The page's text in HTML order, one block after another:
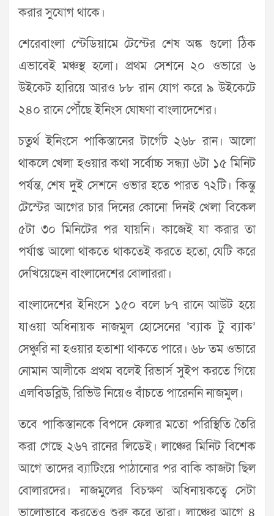
করার সুযোগ থাকে।
শেরেবাংলা স্টেডিয়ামে টেস্টের শেষ অঙ্ক গুলো ঠিক
এভাবেই মঞ্চস্থ হলো। প্রথম সেশনে ২০ ওভারে ৬
উইকেট হারিয়ে আরও ৮৮ রান যোগ করে ৯ উইকেটে
২৪০ রানে পৌঁছে ইনিংস ঘোষণা বাংলাদেশের।
চতুর্থ ইনিংসে পাকিস্তানের টার্গেট ২৬৮ রান। আলো
থাকলে খেলা হওয়ার কথা সর্বোচ্চ সন্ধ্যা ৬টা ১৫ মিনিট
পর্যন্ত, শেষ দুই সেশনে ওভার হতে পারত ৭২টি। কিন্তু
টেস্টের আগের চার দিনের কোনো দিনই খেলা বিকেল
৫টা ৩০ মিনিটের পর যায়নি। কাজেই যা করার তা
পর্যাপ্ত আলো থাকতে থাকতেই করতে হতো, যেটি করে
দেখিয়েছেন বাংলাদেশের বোলাররা।
বাংলাদেশের ইনিংসে ১৫০ বলে ৮৭ রানে আউট হয়ে
যাওয়া অধিনায়ক নাজমুল হোসেনের ‘ব্যাক টু ব্যাক’
সেঞ্চুরি না হওয়ার হতাশা থাকতে পারে। ৬৮ তম ওভারে
নোমান আলীকে প্রথম বলেই রিভার্স সুইপ করতে গিয়ে
এলবিডব্লিউ, রিভিউ নিয়েও বাঁচতে পারেননি নাজমুল।
তবে পাকিস্তানকে বিপদে ফেলার মতো পরিস্থিতি তৈরি
করা গেছে ২৬৭ রানের লিডেই। লাঞ্চের মিনিট বিশেক
আগে তাদের ব্যাটিংয়ে পাঠানোর পর বাকি কাজটা ছিল
বোলারদের। নাজমুলের বিচক্ষণ অধিনায়কত্বে সেটা